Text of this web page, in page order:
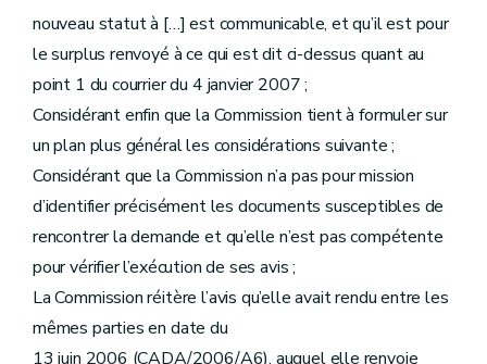
nouveau statut à […] est communicable, et qu’il est pour
le surplus renvoyé à ce qui est dit ci-dessus quant au
point 1 du courrier du 4 janvier 2007 ;
Considérant enfin que la Commission tient à formuler sur
un plan plus général les considérations suivante ;
Considérant que la Commission n’a pas pour mission
d’identifier précisément les documents susceptibles de
rencontrer la demande et qu’elle n’est pas compétente
pour vérifier l’exécution de ses avis ;
La Commission réitère l’avis qu’elle avait rendu entre les
mêmes parties en date du
13 juin 2006 (CADA/2006/A6), auquel elle renvoie